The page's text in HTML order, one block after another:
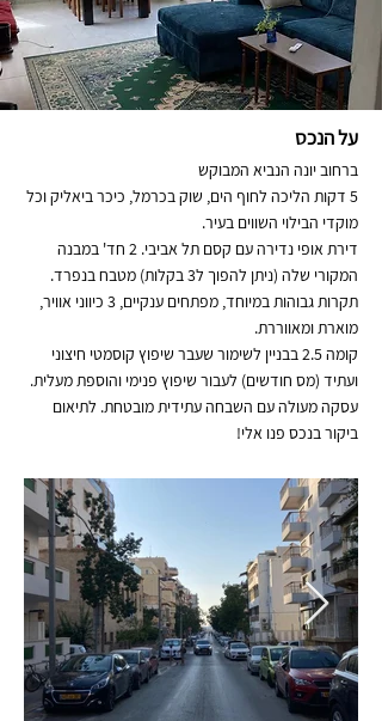
על הנכס
ברחוב יונה הנביא המבוקש
5 דקות הליכה לחוף הים, שוק בכרמל, כיכר ביאליק וכל
מוקדי הבילוי השווים בעיר.
דירת אופי נדירה עם קסם תל אביבי. 2 חד' במבנה
המקורי שלה (ניתן להפוך ל3 בקלות) מטבח בנפרד.
תקרות גבוהות במיוחד, מפתחים ענקיים, 3 כיווני אוויר,
מוארת ומאווררת.
קומה 2.5 בבניין לשימור שעבר שיפוץ קוסמטי חיצוני
ועתיד (מס חודשים) לעבור שיפוץ פנימי והוספת מעלית.
עסקה מעולה עם השבחה עתידית מובטחת. לתיאום
ביקור בנכס פנו אלי!